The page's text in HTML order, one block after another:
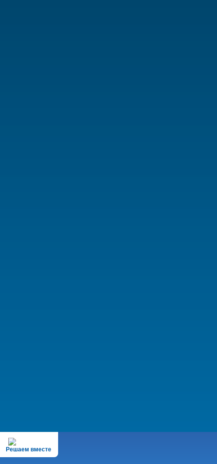
Решаем вместе